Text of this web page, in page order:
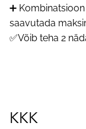
➕️
saavutada
✅️Võib teha 2
KKK